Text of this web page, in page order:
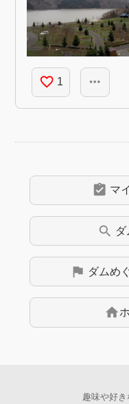
favorite_border 1 more_horiz
assignment_turned_in マ
search
flag ダムめ
home
趣味や好